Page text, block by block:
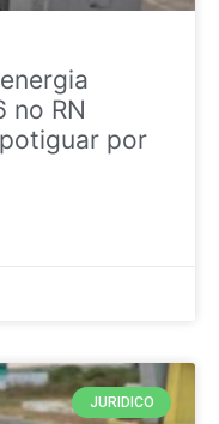
no RN
por
JURIDICO